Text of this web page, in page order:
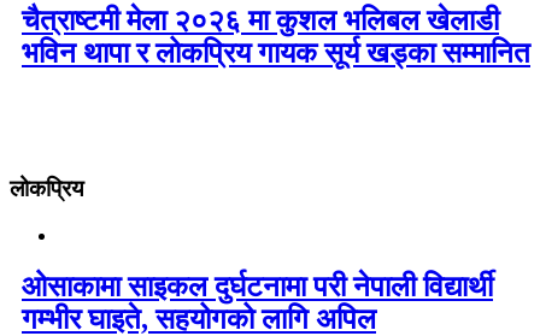
चैत्राष्टमी मेला २०२६ मा कुशल भलिबल खेलाडी
भविन थापा र लोकप्रिय गायक सूर्य खड्का सम्मानित
लोकप्रिय
ओसाकामा साइकल दुर्घटनामा परी नेपाली विद्यार्थी
गम्भीर घाइते, सहयोगको लागि अपिल